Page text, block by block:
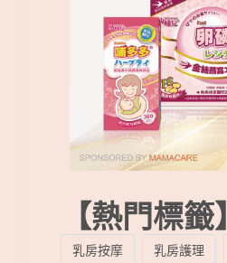
【熱門標籤】
乳房按摩 乳房護理